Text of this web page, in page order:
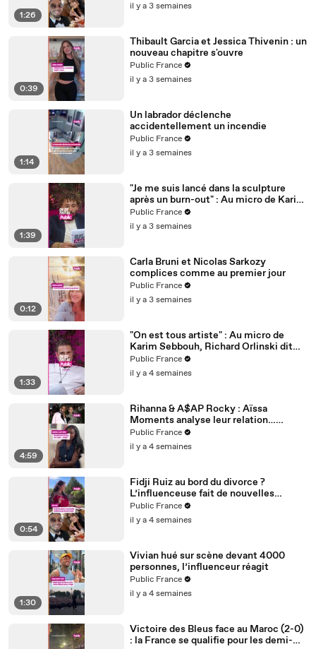
1:26
il y a 3 semaines
0:39
Thibault Garcia et Jessica Thivenin : un
nouveau chapitre s'ouvre
Public France
il y a 3 semaines
1:14
Un labrador déclenche
accidentellement un incendie
Public France
il y a 3 semaines
1:39
"Je me suis lancé dans la sculpture
après un burn-out" : Au micro de Karim
Sebbouh, Richard Orlinski dit tout au
Public
Public France
il y a 3 semaines
0:12
Carla Bruni et Nicolas Sarkozy
complices comme au premier jour
Public France
il y a 3 semaines
1:33
"On est tous artiste" : Au micro de
Karim Sebbouh, Richard Orlinski dit
tout au Public
Public France
il y a 4 semaines
4:59
Rihanna & A$AP Rocky : Aïssa
Moments analyse leur relation…
Couple toxique ? Rihanna serait-elle
malheureuse ?
Public France
il y a 4 semaines
0:54
Fidji Ruiz au bord du divorce ?
L’influenceuse fait de nouvelles
confidences
Public France
il y a 4 semaines
1:30
Vivian hué sur scène devant 4000
personnes, l’influenceur réagit
Public France
il y a 4 semaines
Victoire des Bleus face au Maroc (2-0)
: la France se qualifie pour les demi-